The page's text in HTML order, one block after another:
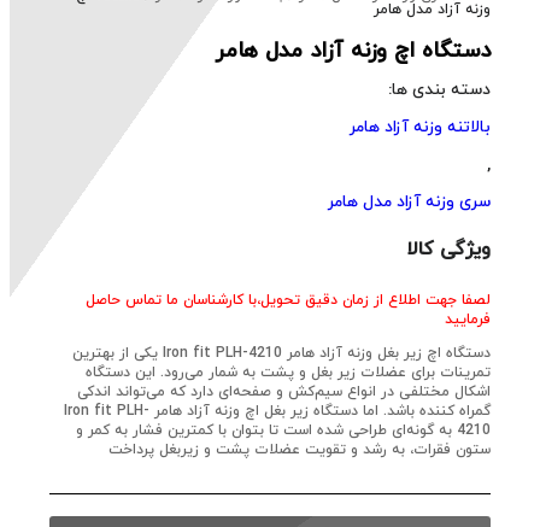
وزنه آزاد مدل هامر
دستگاه اچ وزنه آزاد مدل هامر
دسته بندی ها:
بالاتنه وزنه آزاد هامر
,
سری وزنه آزاد مدل هامر
ویژگی کالا
لصفا جهت اطلاع از زمان دقیق تحویل،با کارشناسان ما تماس حاصل
فرمایید
دستگاه اچ زیر بغل وزنه آزاد هامر Iron fit PLH-4210 یکی از بهترین
تمرینات برای عضلات زیر بغل و پشت به شمار می‌رود. این دستگاه
اشکال مختلفی در انواع سیم‌کش و صفحه‌ای دارد که می‌تواند اندکی
گمراه کننده باشد. اما دستگاه زیر بغل اچ وزنه آزاد هامر Iron fit PLH-
4210 به گونه‌ای طراحی شده است تا بتوان با کمترین فشار به کمر و
ستون فقرات، به رشد و تقویت عضلات پشت و زیربغل پرداخت